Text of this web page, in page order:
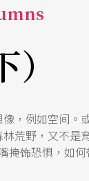
，例如空间。
荒野，又不是
掩饰恐惧，如何